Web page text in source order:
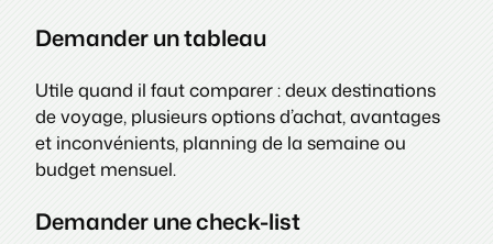
Demander un tableau
Utile quand il faut comparer : deux destinations
de voyage, plusieurs options d’achat, avantages
et inconvénients, planning de la semaine ou
budget mensuel.
Demander une check-list